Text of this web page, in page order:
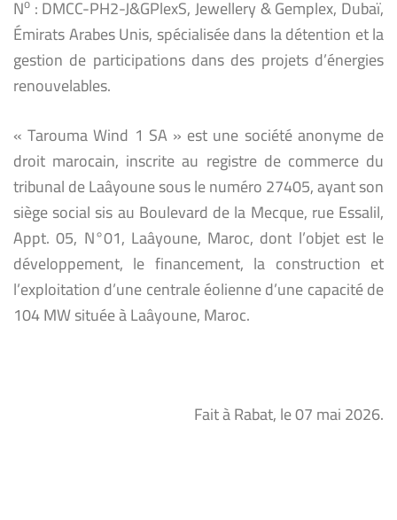
N : DMCC-PH2-J&GPlexS, Jewellery & Gemplex, Dubaï,
Émirats Arabes Unis, spécialisée dans la détention et la
gestion de participations dans des projets d’énergies
renouvelables.
« Tarouma Wind 1 SA » est une société anonyme de
droit marocain, inscrite au registre de commerce du
tribunal de Laâyoune sous le numéro 27405, ayant son
siège social sis au Boulevard de la Mecque, rue Essalil,
Appt. 05, N°01, Laâyoune, Maroc, dont l’objet est le
développement, le financement, la construction et
l’exploitation d’une centrale éolienne d’une capacité de
104 MW située à Laâyoune, Maroc.
Fait à Rabat, le 07 mai 2026.